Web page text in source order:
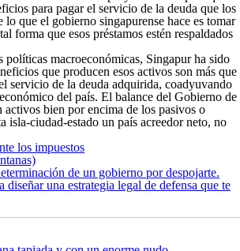
para pagar el servicio de la deuda que los
lo que el gobierno singapurense hace es tomar
forma que esos préstamos estén respaldados
políticas macroeconómicas, Singapur ha sido
que producen esos activos son más que
servicio de la deuda adquirida, coadyuvando
del país. El balance del Gobierno de
activos bien por encima de los pasivos o
isla-ciudad-estado un país acreedor neto, no
los impuestos
de un gobierno por despojarte.
diseñar una estrategia legal de defensa que te